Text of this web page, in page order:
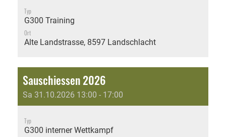
Typ
G300 Training
Ort
Alte Landstrasse, 8597 Landschlacht
Sauschiessen 2026
Sa 31.10.2026 13:00 - 17:00
Typ
G300 interner Wettkampf